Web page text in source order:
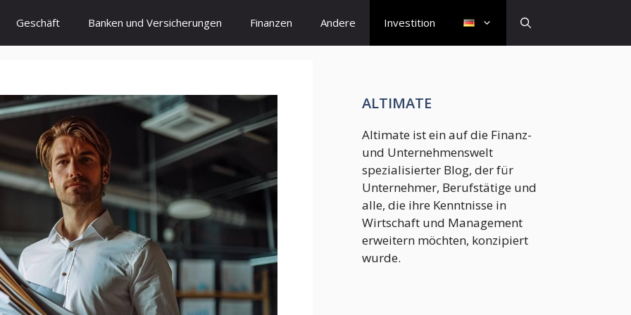
Geschäft Banken und Versicherungen Finanzen Andere Investition
ALTIMATE
Altimate ist ein auf die Finanz-
und Unternehmenswelt
spezialisierter Blog, der für
Unternehmer, Berufstätige und
alle, die ihre Kenntnisse in
Wirtschaft und Management
erweitern möchten, konzipiert
wurde.